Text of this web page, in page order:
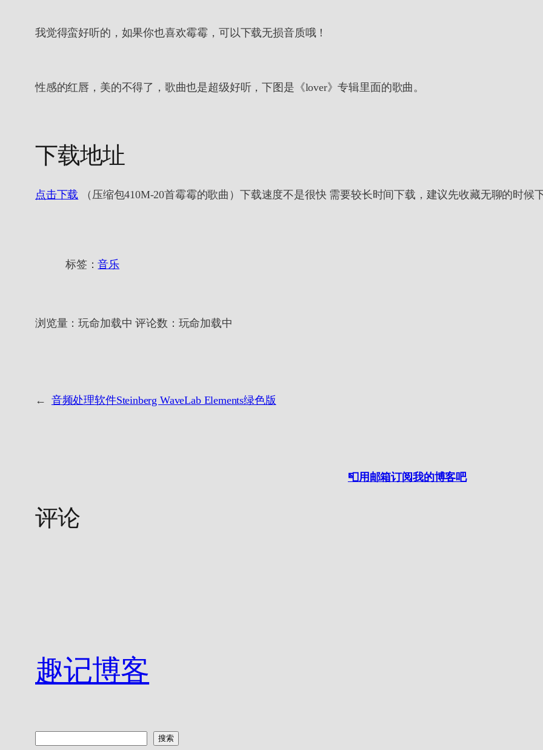
我觉得蛮好听的，如果你也喜欢霉霉，可以下载无损音质哦！
性感的红唇，美的不得了，歌曲也是超级好听，下图是《lover》专辑里面的歌曲。
下载地址
点击下载 （压缩包410M-20首霉霉的歌曲）下载速度不是很快 需要较长时间下载，建议先收藏无聊的时候
标签：音乐
浏览量：玩命加载中 评论数： 玩命加载中
← 音频处理软件Steinberg WaveLab Elements绿色版
📮用邮箱订阅我的博客吧
评论
趣记博客
搜索